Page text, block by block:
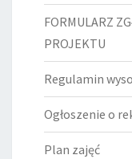
FORMULARZ
PROJEKTU
Regulamin
Ogłoszenie o
Plan zajęć